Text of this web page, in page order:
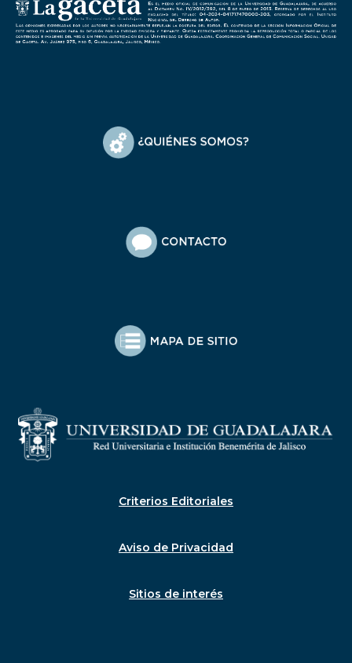
Criterios Editoriales
Aviso de Privacidad
Sitios de interés